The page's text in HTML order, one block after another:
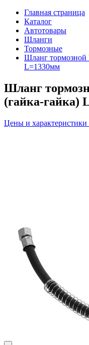
Главная страница
Каталог
Автотовары
Шланги
Тормозные
Шланг тормозной
L=1330мм
Шланг
(гайка-гайка)
Цены и характеристики